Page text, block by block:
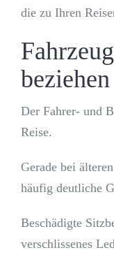
die zu Ihren
beziehen
Der Fahrer- und
Reise.
Gerade bei
häufig deutliche
Beschädigte
verschlissenes